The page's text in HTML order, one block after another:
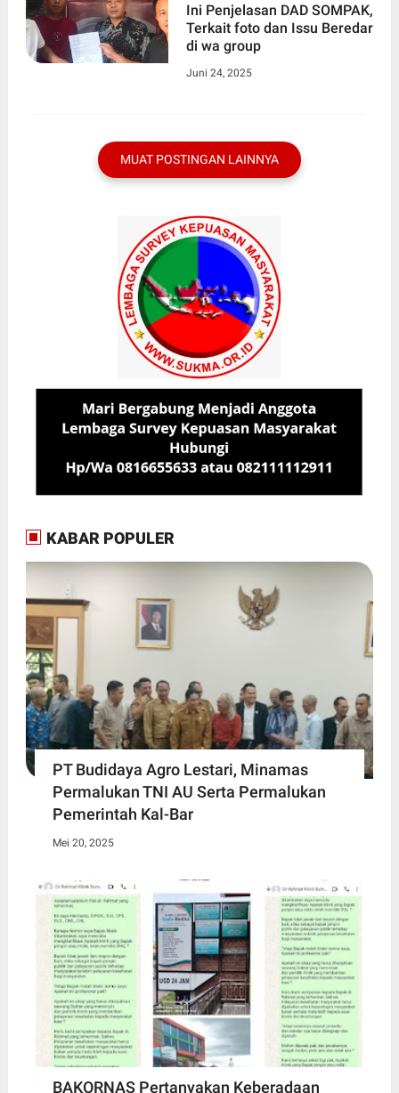
Ini Penjelasan DAD SOMPAK,
Terkait foto dan Issu Beredar
di wa group
Juni 24, 2025
MUAT POSTINGAN LAINNYA
KABAR POPULER
PT Budidaya Agro Lestari, Minamas
Permalukan TNI AU Serta Permalukan
Pemerintah Kal-Bar
Mei 20, 2025
BAKORNAS Pertanyakan Keberadaan